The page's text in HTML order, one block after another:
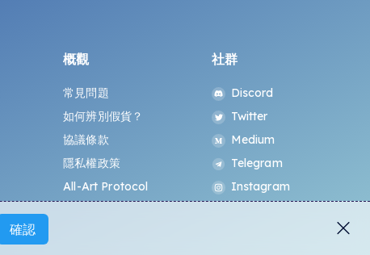
概觀
常見問題
如何辨別假貨？
協議條款
隱私權政策
All-Art Protocol
社群
Discord
Twitter
Medium
Telegram
Instagram
確認